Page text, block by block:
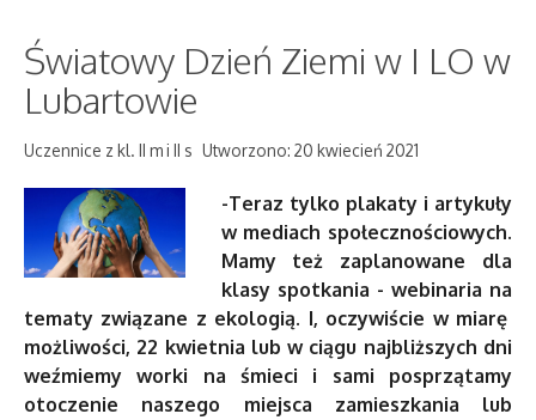
Światowy Dzień Ziemi w I LO w
Lubartowie
Uczennice z kl. II m i II s Utworzono: 20 kwiecień 2021
-Teraz tylko plakaty i artykuły
w mediach społecznościowych.
Mamy też zaplanowane dla
klasy spotkania - webinaria na
tematy związane z ekologią. I, oczywiście w miarę
możliwości, 22 kwietnia lub w ciągu najbliższych dni
weźmiemy worki na śmieci i sami posprzątamy
otoczenie naszego miejsca zamieszkania lub